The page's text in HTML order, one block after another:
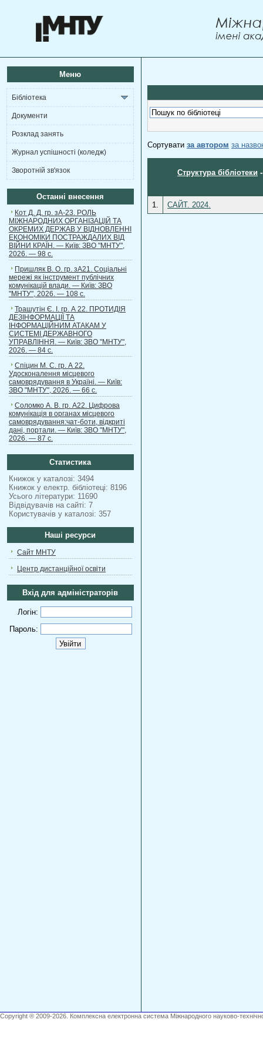
Меню
Бібліотека
Документи
Розклад занять
Журнал успішності (коледж)
Зворотній зв'язок
Останні внесення
Кот Д. Д. гр. зА-23. РОЛЬ
МІЖНАРОДНИХ ОРГАНІЗАЦІЙ ТА
ОКРЕМИХ ДЕРЖАВ У ВІДНОВЛЕННІ
ЕКОНОМІКИ ПОСТРАЖДАЛИХ ВІД
ВІЙНИ КРАЇН. — Київ: ЗВО "МНТУ",
2026. — 98 с.
Пришляк В. О. гр. зА21. Соціальні
мережі як інструмент публічних
комунікацій влади. — Київ: ЗВО
"МНТУ", 2026. — 108 с.
Трашутін Є. І. гр. А 22. ПРОТИДІЯ
ДЕЗІНФОРМАЦІЇ ТА
ІНФОРМАЦІЙНИМ АТАКАМ У
СИСТЕМІ ДЕРЖАВНОГО
УПРАВЛІННЯ. — Київ: ЗВО "МНТУ",
2026. — 84 с.
Спіцин М. С. гр. А 22.
Удосконалення місцевого
самоврядування в Україні. — Київ:
ЗВО "МНТУ", 2026. — 66 с.
Соломко А. В. гр. А22. Цифрова
комунікація в органах місцевого
самоврядування:чат-боти, відкриті
дані, портали. — Київ: ЗВО "МНТУ",
2026. — 87 с.
Статистика
Книжок у каталозі: 3494
Книжок у електр. бібліотеці: 8196
Усього літератури: 11690
Відвідувачів на сайті: 7
Користувачів у каталозі: 357
Наші ресурси
Сайт МНТУ
Центр дистанційної освіти
Вхід для адміністраторів
Логін:
Пароль:
Сортувати за автором за
Структура бібліотеки
1. САЙТ. 2024.
Copyright ® 2009-2026. Комплексна електронна система Міжнародного науково-